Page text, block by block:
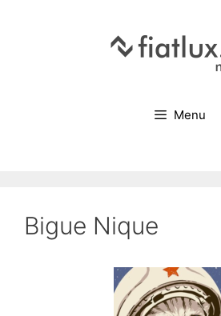
Menu
Bigue Nique